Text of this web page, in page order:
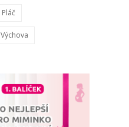
Pláč
Výchova